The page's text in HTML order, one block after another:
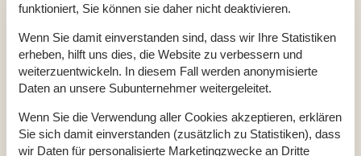
funktioniert, Sie können sie daher nicht deaktivieren.
Wenn Sie damit einverstanden sind, dass wir Ihre Statistiken
erheben, hilft uns dies, die Website zu verbessern und
weiterzuentwickeln. In diesem Fall werden anonymisierte
Daten an unsere Subunternehmer weitergeleitet.
Wenn Sie die Verwendung aller Cookies akzeptieren, erklären
Sie sich damit einverstanden (zusätzlich zu Statistiken), dass
wir Daten für personalisierte Marketingzwecke an Dritte